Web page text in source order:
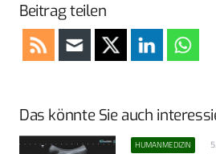
Beitrag teilen
Das könnte Sie auch
HUMANMEDIZIN